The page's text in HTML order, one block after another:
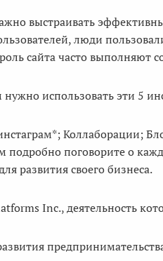
выстраивать
люди
сайта часто выполняют
нужно использовать эти 5
Коллаборации;
поговорите о
развития своего бизнеса.
Inc., деятельность